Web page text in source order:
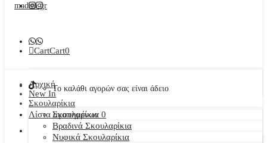
CartCart0
Το καλάθι αγορών σας είναι άδειο
Λίστα αγαπημένων 0
Αρχική
New In
Σκουλαρίκια
Σκουλαρίκια
Βραδινά Σκουλαρίκια
Νυφικά Σκουλαρίκια